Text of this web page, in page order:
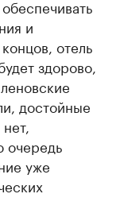
и
отель
здорово,
достойные
очередь
уже